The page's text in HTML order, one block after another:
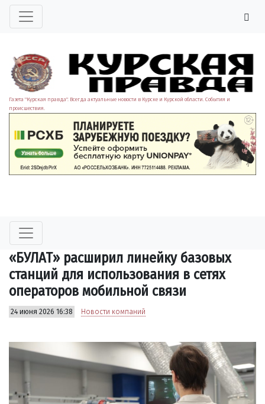
Газета "Курская правда". Всегда актуальные новости в Курске и Курской области. События и
происшествия.
«БУЛАТ» расширил линейку базовых
станций для использования в сетях
операторов мобильной связи
24 июня 2026 16:38 Новости компаний